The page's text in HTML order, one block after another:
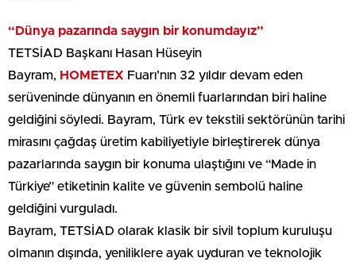
“Dünya pazarında saygın bir konumdayız”
TETSİAD Başkanı Hasan Hüseyin
Bayram, HOMETEX Fuarı’nın 32 yıldır devam eden
serüveninde dünyanın en önemli fuarlarından biri haline
geldiğini söyledi. Bayram, Türk ev tekstili sektörünün tarihi
mirasını çağdaş üretim kabiliyetiyle birleştirerek dünya
pazarlarında saygın bir konuma ulaştığını ve “Made in
Türkiye” etiketinin kalite ve güvenin sembolü haline
geldiğini vurguladı.
Bayram, TETSİAD olarak klasik bir sivil toplum kuruluşu
olmanın dışında, yeniliklere ayak uyduran ve teknolojik